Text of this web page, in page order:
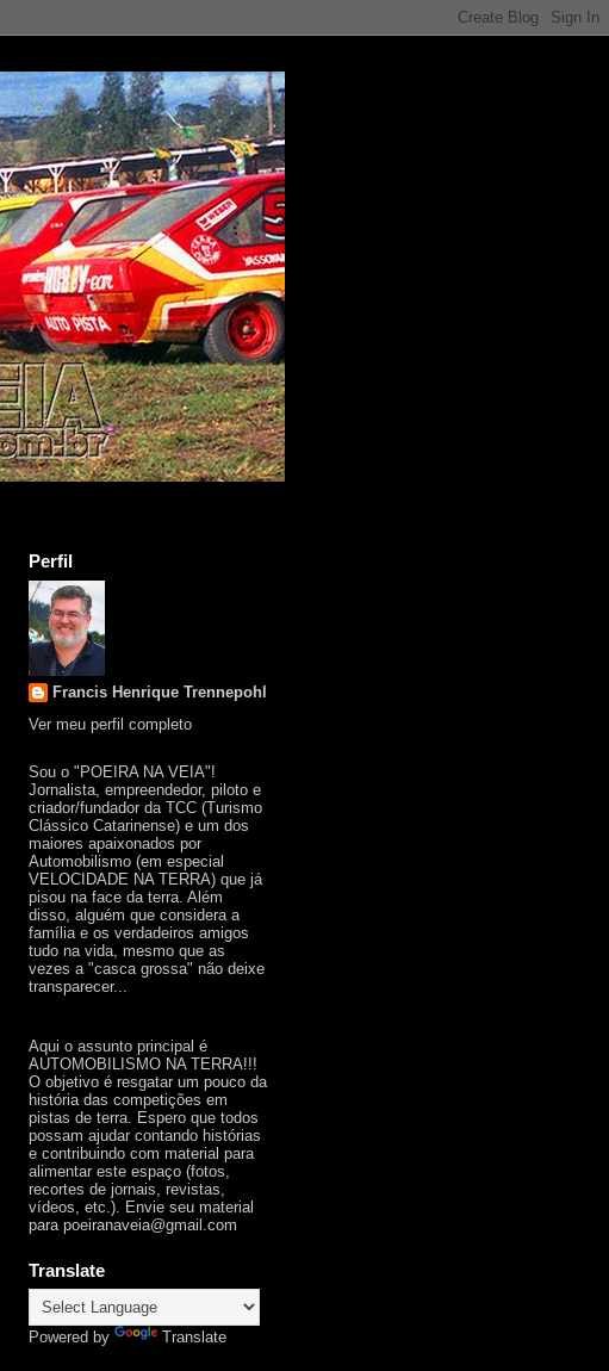
Perfil
Francis Henrique Trennepohl
Ver meu perfil completo
Sou o "POEIRA NA VEIA"!
Jornalista, empreendedor, piloto e
criador/fundador da TCC (Turismo
Clássico Catarinense) e um dos
maiores apaixonados por
Automobilismo (em especial
VELOCIDADE NA TERRA) que já
pisou na face da terra. Além
disso, alguém que considera a
família e os verdadeiros amigos
tudo na vida, mesmo que as
vezes a "casca grossa" não deixe
transparecer...
Aqui o assunto principal é
AUTOMOBILISMO NA TERRA!!!
O objetivo é resgatar um pouco da
história das competições em
pistas de terra. Espero que todos
possam ajudar contando histórias
e contribuindo com material para
alimentar este espaço (fotos,
recortes de jornais, revistas,
vídeos, etc.). Envie seu material
para poeiranaveia@gmail.com
Translate
Powered by Translate